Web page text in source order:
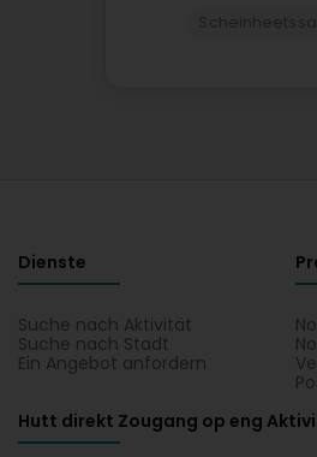
Dienste
Suche nach Aktivität
Suche nach Stadt
Ein Angebot anfordern
Hutt direkt Zougang op eng